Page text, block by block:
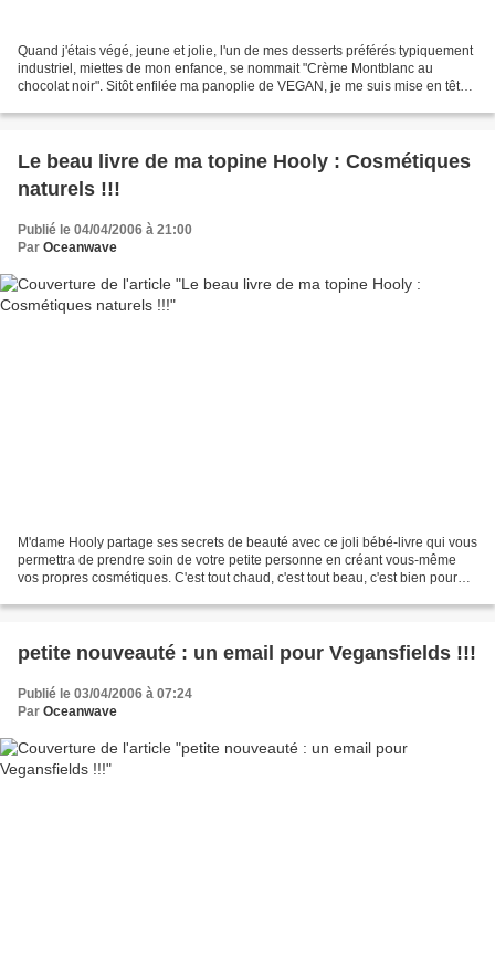
Quand j'étais végé, jeune et jolie, l'un de mes desserts préférés typiquement
industriel, miettes de mon enfance, se nommait "Crème Montblanc au
chocolat noir". Sitôt enfilée ma panoplie de VEGAN, je me suis mise en tête
Le beau livre de ma topine Hooly : Cosmétiques
naturels !!!
Publié le 04/04/2006 à 21:00
Par Oceanwave
M'dame Hooly partage ses secrets de beauté avec ce joli bébé-livre qui vous
permettra de prendre soin de votre petite personne en créant vous-même
vos propres cosmétiques. C'est tout chaud, c'est tout beau, c'est bien pour
petite nouveauté : un email pour Vegansfields !!!
Publié le 03/04/2006 à 07:24
Par Oceanwave